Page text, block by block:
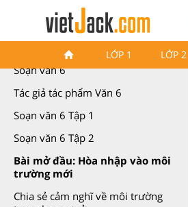
LỚP 1 LỚP 2
Soạn văn 6 Chân trời sáng tạo
Soạn văn 6
Tác giả tác phẩm Văn 6
Soạn văn 6 Tập 1
Soạn văn 6 Tập 2
Bài mở đầu: Hòa nhập vào môi
trường mới
Chia sẻ cảm nghĩ về môi trường